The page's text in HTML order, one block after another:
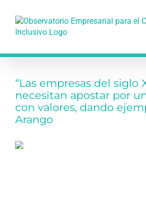
contenido
“Las empresas del siglo
necesitan apostar por
con valores, dando
Arango